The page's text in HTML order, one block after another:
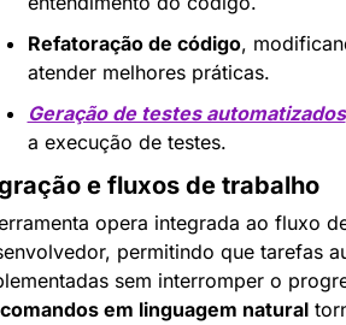
Refatoração de código,
atender melhores práticas.
Geração de testes automatizados
a execução de testes.
e fluxos de trabalho
opera integrada ao fluxo
permitindo que tarefas
sem interromper o
comandos em linguagem natural